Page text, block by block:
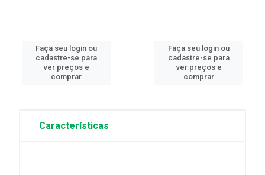
Faça seu login ou
cadastre-se para
ver preços e
comprar
Faça seu login ou
cadastre-se para
ver preços e
comprar
Características